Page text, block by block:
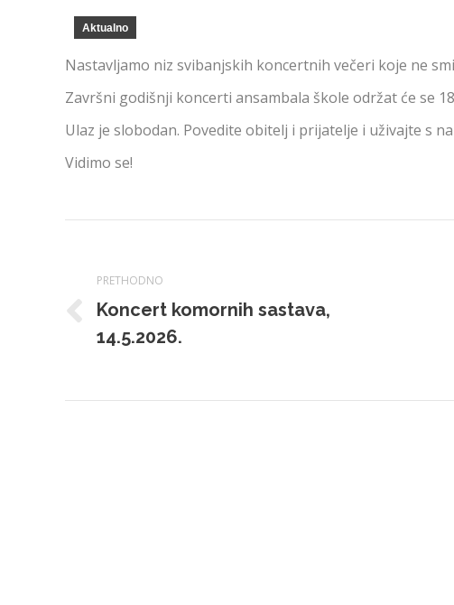
Aktualno
Nastavljamo niz svibanjskih koncertnih večeri koje ne
Završni godišnji koncerti ansambala škole održat će se
Ulaz je slobodan. Povedite obitelj i prijatelje i uživajte s
Vidimo se!
PRETHODNO
Prethodna
objava:
Koncert komornih sastava,
14.5.2026.